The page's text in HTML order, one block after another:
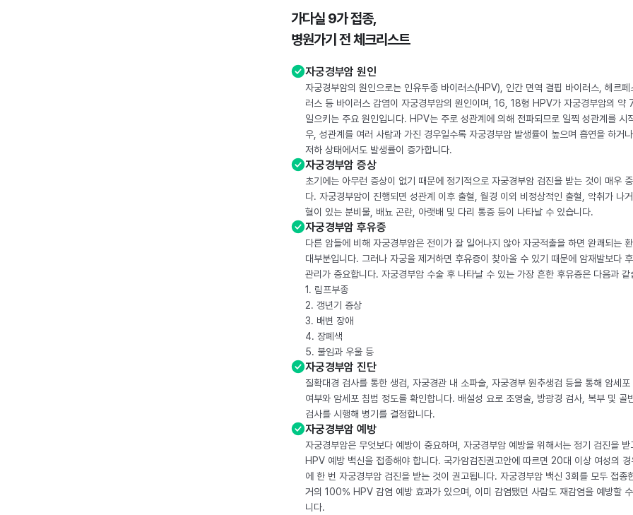
가다실 9가 접종,
병원가기 전 체크리스트
자궁경부암 원인
자궁경부암의 원인으로는 인유두종 바이러스(HPV), 인간 면역 결핍 바이러스, 헤르페
러스 등 바이러스 감염이 자궁경부암의 원인이며, 16, 18형 HPV가 자궁경부암의 약
일으키는 주요 원인입니다. HPV는 주로 성관계에 의해 전파되므로 일찍 성관계를 시
우, 성관계를 여러 사람과 가진 경우일수록 자궁경부암 발생률이 높으며 흡연을 하거
저하 상태에서도 발생률이 증가합니다.
자궁경부암 증상
초기에는 아무런 증상이 없기 때문에 정기적으로 자궁경부암 검진을 받는 것이 매우
다. 자궁경부암이 진행되면 성관계 이후 출혈, 월경 이외 비정상적인 출혈, 악취가 나
혈이 있는 분비물, 배뇨 곤란, 아랫배 및 다리 통증 등이 나타날 수 있습니다.
자궁경부암 후유증
다른 암들에 비해 자궁경부암은 전이가 잘 일어나지 않아 자궁적출을 하면 완쾌되는
대부분입니다. 그러나 자궁을 제거하면 후유증이 찾아올 수 있기 때문에 암재발보다
관리가 중요합니다. 자궁경부암 수술 후 나타날 수 있는 가장 흔한 후유증은 다음과 같
1. 림프부종
2. 갱년기 증상
3. 배변 장애
4. 장폐색
5. 불임과 우울 등
자궁경부암 진단
질확대경 검사를 통한 생검, 자궁경관 내 소파술, 자궁경부 원추생검 등을 통해 암세포
여부와 암세포 침범 정도를 확인합니다. 배설성 요로 조영술, 방광경 검사, 복부 및 골
검사를 시행해 병기를 결정합니다.
자궁경부암 예방
자궁경부암은 무엇보다 예방이 중요하며, 자궁경부암 예방을 위해서는 정기 검진을 받
HPV 예방 백신을 접종해야 합니다. 국가암검진권고안에 따르면 20대 이상 여성의
에 한 번 자궁경부암 검진을 받는 것이 권고됩니다. 자궁경부암 백신 3회를 모두 접종
거의 100% HPV 감염 예방 효과가 있으며, 이미 감염됐던 사람도 재감염을 예방할
니다.